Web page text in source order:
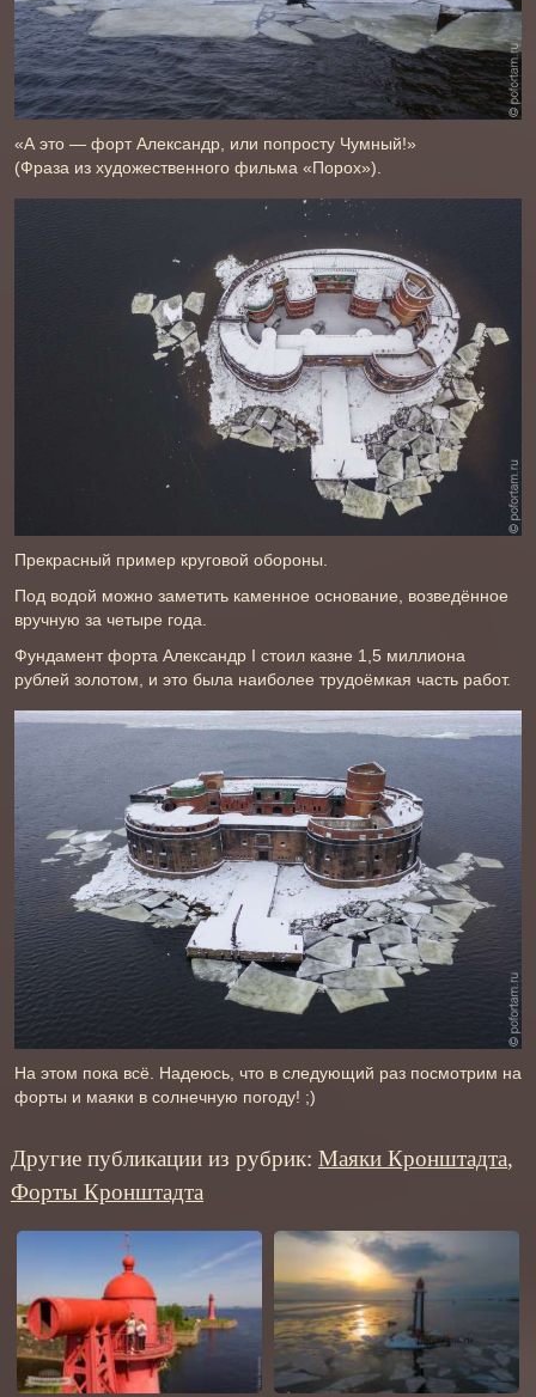
«А это — форт Александр, или попросту Чумный!»
(Фраза из художественного фильма «Порох»).
Прекрасный пример круговой обороны.
Под водой можно заметить каменное основание, возведённое
вручную за четыре года.
Фундамент форта Александр І стоил казне 1,5 миллиона
рублей золотом, и это была наиболее трудоёмкая часть работ.
На этом пока всё. Надеюсь, что в следующий раз посмотрим на
форты и маяки в солнечную погоду! ;)
Другие публикации из рубрик: Маяки Кронштадта,
Форты Кронштадта